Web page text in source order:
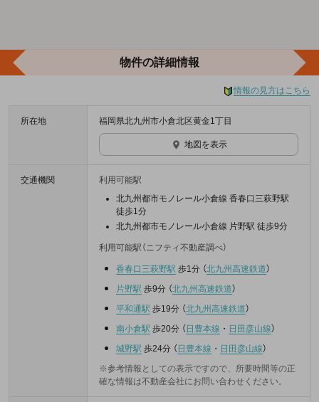
物件の詳細情報
情報の見方はこちら
所在地 福岡県北九州市小倉北区黄金1丁目
地図を表示
交通機関
利用可能駅
北九州都市モノレール小倉線 香春口三萩野駅
徒歩1分
北九州都市モノレール小倉線 片野駅 徒歩9分
利用可能駅（ニフティ不動産調べ）
香春口三萩野駅 歩1分 （北九州高速鉄道）
片野駅 歩9分 （北九州高速鉄道）
平和通駅 歩19分 （北九州高速鉄道）
南小倉駅 歩20分 （ 日豊本線 ・ 日田彦山線）
城野駅 歩24分 （ 日豊本線 ・ 日田彦山線）
※参考情報としての表示ですので、所要時間等の正
確な情報は不動産会社にお問い合わせください。